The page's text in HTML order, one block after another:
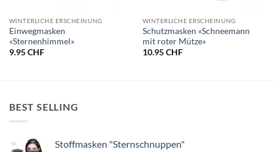
WINTERLICHE ERSCHEINUNG
Einwegmasken
«Sternenhimmel»
9.95CHF
WINTERLICHE ERSCHEINUNG
Schutzmasken «Schneemann
mit roter Mütze»
10.95CHF
BEST SELLING
Stoffmasken "Sternschnuppen"